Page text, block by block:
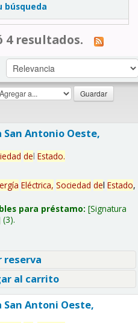
búsqueda
4 resultados.
Antonio Oeste,
del Estado.
Eléctrica, Sociedad del Estado,
para préstamo: Signatura
(3).
reserva
al carrito
Antoni Oeste,